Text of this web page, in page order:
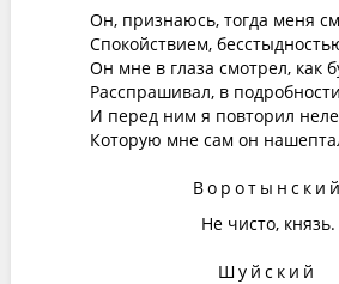
Он, признаюсь, тогда меня
Спокойствием,
Он мне в глаза смотрел, как
Расспрашивал, в
И перед ним я повторил
Которую мне сам он
Воротынский
Не чисто, князь.
Шуйский